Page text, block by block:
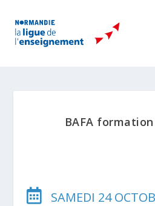
BAFA
SAMEDI 24